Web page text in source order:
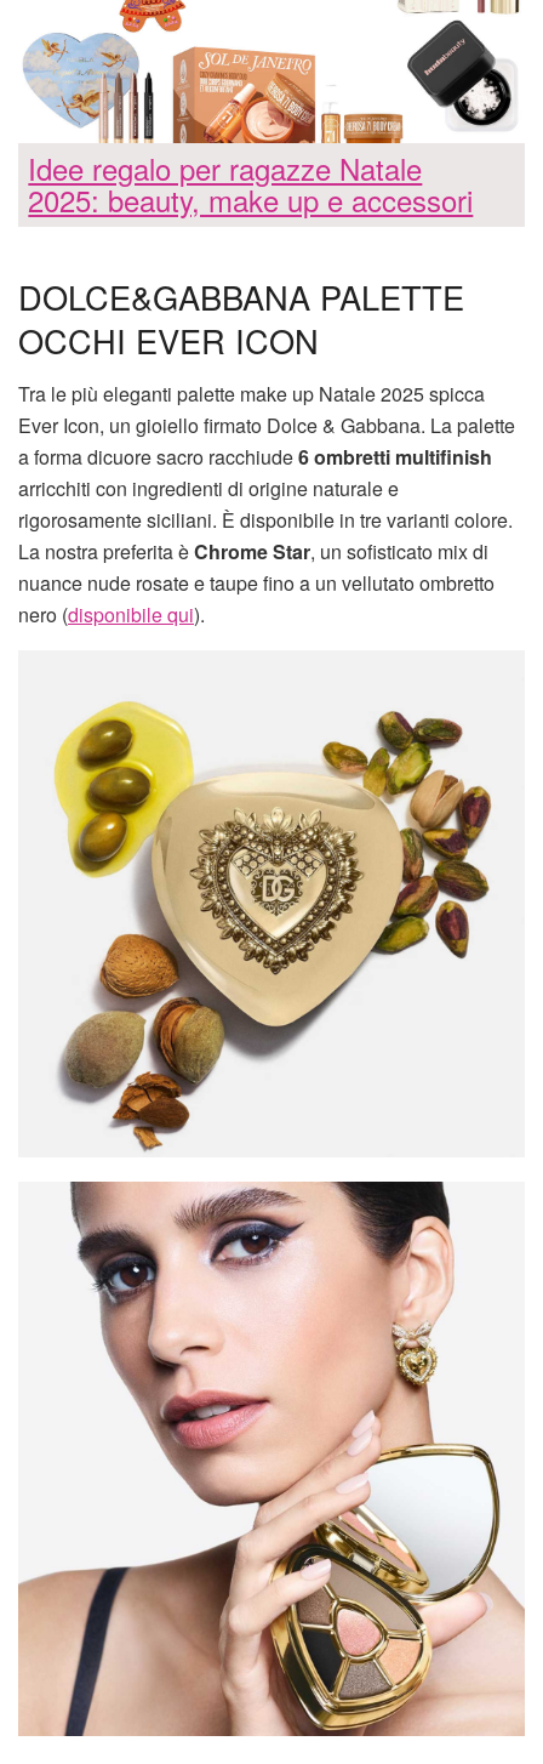
Idee regalo per ragazze Natale
2025: beauty, make up e accessori
DOLCE&GABBANA PALETTE
OCCHI EVER ICON
Tra le più eleganti palette make up Natale 2025 spicca
Ever Icon, un gioiello firmato Dolce & Gabbana. La palette
a forma dicuore sacro racchiude6 ombretti multifinish
arricchiti con ingredienti di origine naturale e
rigorosamente siciliani. È disponibile in tre varianti colore.
La nostra preferita èChrome Star, un sofisticato mix di
nuance nude rosate e taupe fino a un vellutato ombretto
nero (disponibile qui).